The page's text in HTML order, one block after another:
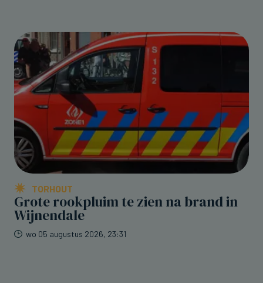
TORHOUT
Grote rookpluim te zien na brand in
Wijnendale
wo 05 augustus 2026, 23:31